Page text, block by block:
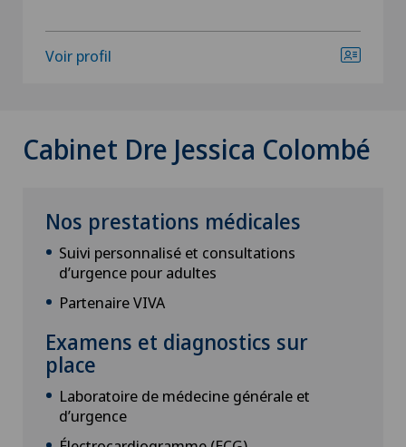
Voir profil
Cabinet Dre Jessica Colombé
Nos prestations médicales
Suivi personnalisé et consultations
d’urgence pour adultes
Partenaire VIVA
Examens et diagnostics sur
place
Laboratoire de médecine générale et
d’urgence